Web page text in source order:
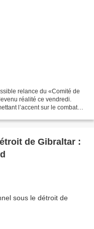
relance du «Comité de
réalité ce vendredi.
l’accent sur le combat
de Gibraltar :